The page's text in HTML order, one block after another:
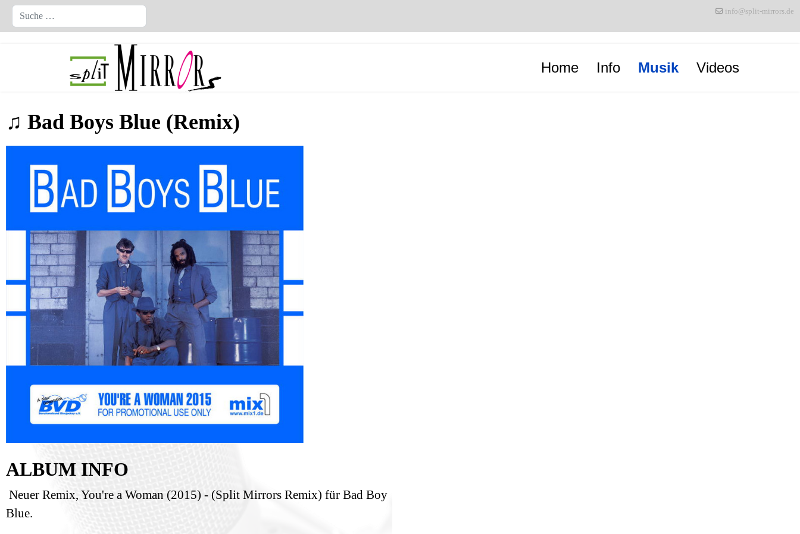
Suchen info@split-mirrors.de
Home Info Musik Videos
♫ Bad Boys Blue (Remix)
ALBUM INFO
Neuer Remix, You're a Woman (2015) - (Split Mirrors Remix) für Bad Boy
Blue.